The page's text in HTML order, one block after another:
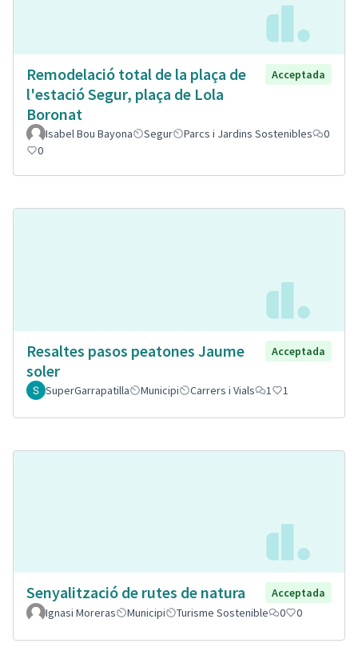
Remodelació total de la plaça de
l'estació Segur, plaça de Lola
Boronat
Acceptada
Isabel Bou Bayona Segur Parcs i Jardins Sostenibles
0
0
Resaltes pasos peatones Jaume
soler
Acceptada
SuperGarrapatilla Municipi Carrers i Vials 1 1
Senyalització de rutes de natura
Acceptada
Ignasi Moreras
Municipi Turisme Sostenible 0 0